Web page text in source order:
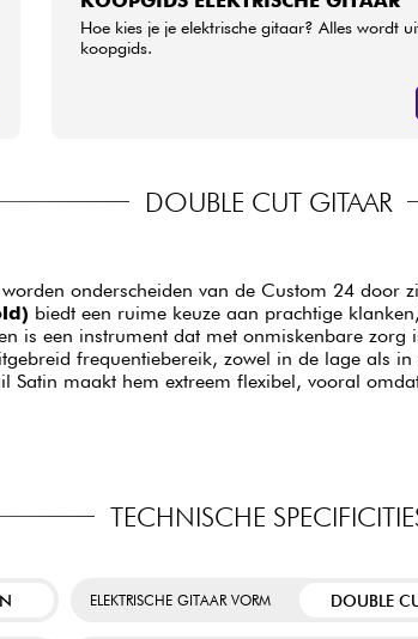
Hoe kies je je elektrische gitaar? Alles wordt
koopgids.
DOUBLE CUT GITAAR
onderscheiden van de Custom 24 door
biedt een ruime keuze aan prachtige
is een instrument dat met onmiskenbare
frequentiebereik, zowel in de lage als
Satin maakt hem extreem flexibel, vooral
TECHNISCHE
ELEKTRISCHE GITAAR VORM DOUBLE